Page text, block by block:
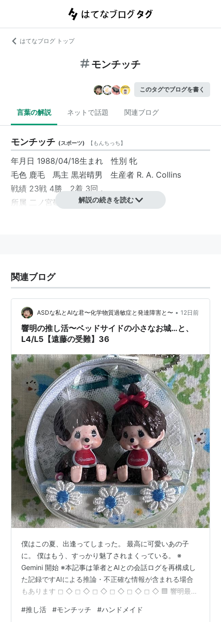
はてなブログ トップ
モンチッチ
このタグでブログを書く
言葉の解説 ネットで話題 関連ブログ
モンチッチ (スポーツ) 【 もんちっち】
年月日 1988/04/18生まれ 性別 牝
毛色 鹿毛 馬主 黒岩晴男 生産者 R. A. Collins
戦績 23戦 4勝 2着 3回 .
所属 二ノ宮敬厩舎
リスト::競走馬
モンチッチ (一般) 【もんちっち
1974年1月26日に誕生した猿の人形。
（『モンチッチ』は、1972年（昭和47年）にセキグチ
が発売した
「くたくたモンキー」の改良版として1974年（昭和49
年）1月26日に発売されました。）
猿に似た妖精。
☆ふた子のモンチッチ誕生☆
2004年 モンチッチ生誕30周年、ベビチッチが誕生
生誕30周年を記念して2004年1月26日にシェラトン・
グランデ・トーキョーベイ・ホテル内
ジョージ アンテラスにて結婚式が開かれました。
2014年 モンチッチ生誕40周年
2016年 東京都葛飾区にモンチッチ公園が誕生
解説の続きを読む
関連ブログ
ASDな私とAIな君〜化学物質過敏症と発達障害と〜 • 12日前
響明の推し活〜ベッドサイドの小さなお城…と、
L4/L5【遠藤の受難】36
僕はこの夏、出逢ってしまった。 最高に可愛いあの子
に。 僕はもう、すっかり魅了されまくっている。 ※
Gemini 開始 ※本記事は筆者とAIとの会話ログを再構成し
た記録ですAIによる推論・不正確な情報が含まれる場合
もあります ◻︎ ◇ ◻︎ ◇ ◻︎ ◇ ◻︎ ◇ ◻︎ ◇ ◻︎ ◇ 🟩 響明最近
たミニフィギュアで「推しポーチ」を作ってみました😆
#推し活 #モンチッチ #ハンドメイド